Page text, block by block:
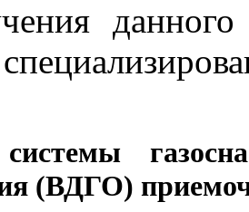
данного
(ВДГО)